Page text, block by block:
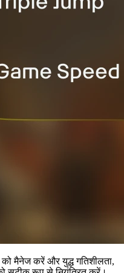
मैनेज करें और युद्ध गतिशीलता,